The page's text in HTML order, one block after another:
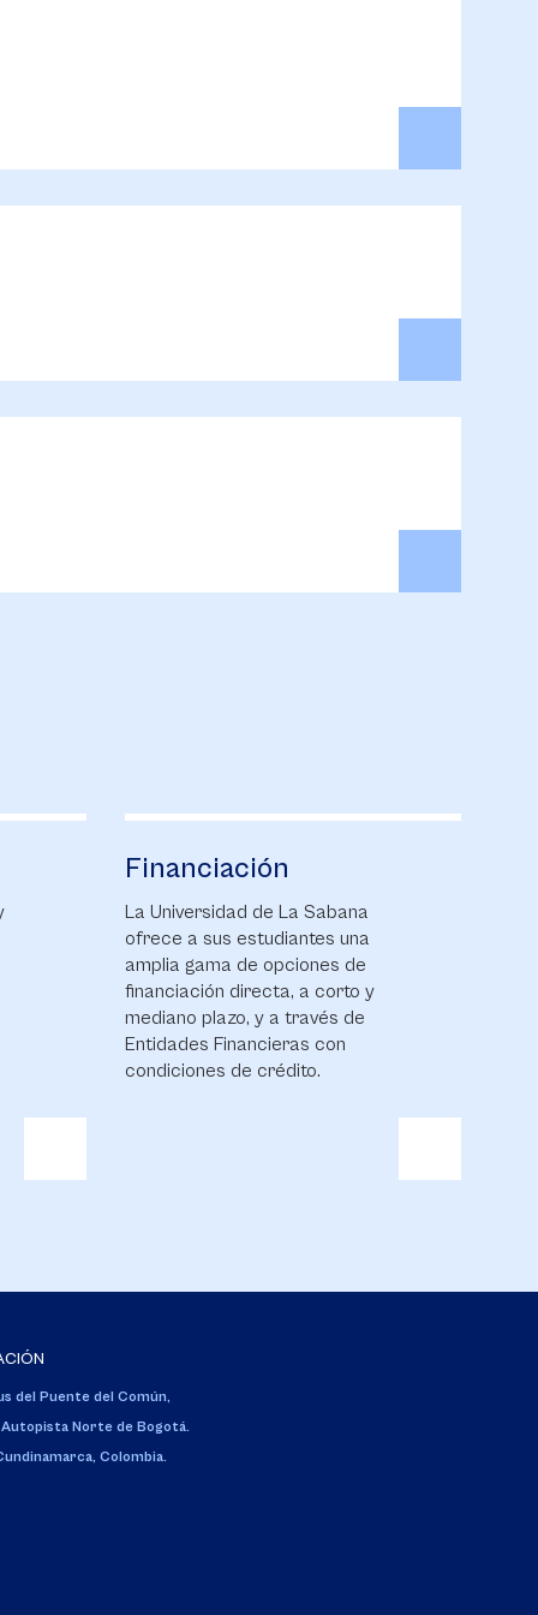
Financiación
La Universidad de La Sabana
ofrece a sus estudiantes una
amplia gama de opciones de
financiación directa, a corto y
mediano plazo, y a través de
Entidades Financieras con
condiciones de crédito.
del Puente del Común,
Autopista Norte de Bogotá.
Colombia.